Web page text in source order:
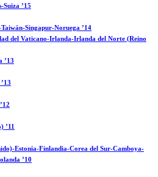
Suiza ’15
Singapur-Noruega ’14
del Vaticano-Irlanda-Irlanda del Norte (Reino
’13
’11
Estonia-Finlandia-Corea del Sur-Camboya-
’10